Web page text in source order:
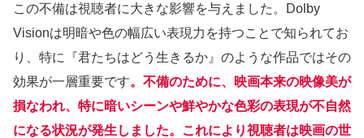
この不備は視聴者に大きな影響を与えました。Dolby
Visionは明暗や色の幅広い表現力を持つことで知られてお
り、特に『君たちはどう生きるか』のような作品ではその
効果が一層重要です。不備のために、映画本来の映像美が
損なわれ、特に暗いシーンや鮮やかな色彩の表現が不自然
になる状況が発生しました。これにより視聴者は映画の世